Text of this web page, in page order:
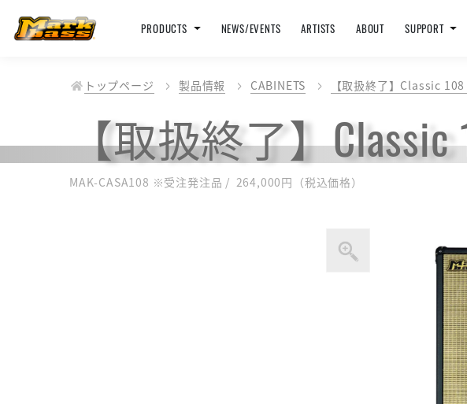
PRODUCTS NEWS/EVENTS ARTISTS ABOUT SUPPORT
トップページ 製品情報 CABINETS 【取扱終了】Classic 108
【取扱終了】Classic
MAK-CASA108 ※受注発注品 / 264,000円（税込価格）